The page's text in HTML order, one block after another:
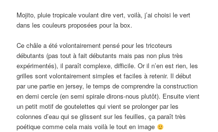
Mojito, pluie tropicale voulant dire vert, voilà, j’ai choisi le vert
dans les couleurs proposées pour la box.
Ce châle a été volontairement pensé pour les tricoteurs
débutants (pas tout à fait débutants mais pas non plus très
expérimentés), il paraît complexe, difficile. Or il n’en est rien, les
grilles sont volontairement simples et faciles à retenir. Il début
par une partie en jersey, le temps de comprendre la construction
en demi cercle (en semi spirale dirons-nous plutôt). Ensuite vient
un petit motif de goutelettes qui vient se prolonger par les
colonnes d’eau qui se glissent sur les feuilles, ça paraît très
poétique comme cela mais voilà le tout en image